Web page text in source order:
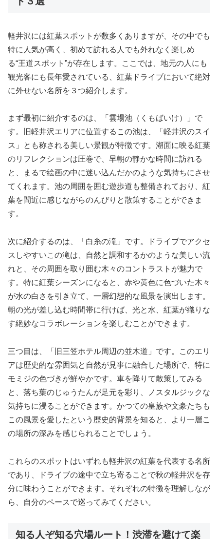
軽井沢には紅葉スポットが数多くありますが、その中でも
特に人気が高く、初めて訪れる人でも外れなく楽しめ
る“王道スポット”が存在します。ここでは、地元の人にも
観光客にも長年愛されている、紅葉ドライブにおいて絶対
に外せない名所を３つ紹介します。
まず最初に紹介するのは、「雲場池（くもばいけ）」で
す。旧軽井沢エリアに位置するこの池は、「軽井沢のスイ
ス」とも称される美しい景観が特徴です。湖面に映る紅葉
のリフレクションは圧巻で、早朝の静かな時間に訪れる
と、まるで絵画の中に迷い込んだかのような気持ちにさせ
てくれます。池の周囲を囲む遊歩道も整備されており、紅
葉を間近に感じながらのんびりと散策することができま
す。
次に紹介するのは、「白糸の滝」です。ドライブでアクセ
スしやすいこの滝は、自然と調和するかのような美しい流
れと、その周囲を取り囲む木々のコントラストが魅力で
す。特に紅葉シーズンになると、赤や黄色に色づいた木々
が水の白さを引き立て、一層幻想的な風景を演出します。
朝の光が差し込む時間帯に行けば、光と水、紅葉が織りな
す絶妙なコラボレーションを楽しむことができます。
三つ目は、「旧三笠ホテル周辺の並木道」です。このエリ
アは歴史的な雰囲気と自然が見事に融合した場所で、特に
モミジの色づきが鮮やかです。車を降りて散策してみる
と、落ち葉のじゅうたんが足元を彩り、ノスタルジックな
気持ちに浸ることができます。かつての皇族や文豪たちも
この風景を愛したという歴史的背景を知ると、より一層こ
の場所の深みを感じられることでしょう。
これらのスポットはいずれも軽井沢の紅葉を代表する名所
であり、ドライブの途中で立ち寄ることで秋の軽井沢を存
分に味わうことができます。それぞれの特徴を理解しなが
ら、自分のペースで巡ってみてください。
知る人ぞ知る穴場ルート！渋滞を避けて楽